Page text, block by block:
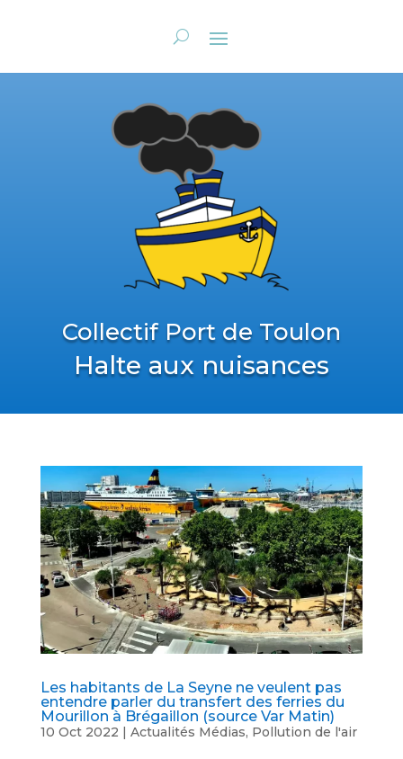
Collectif Port de Toulon
Halte aux nuisances
Les habitants de La Seyne ne veulent pas
entendre parler du transfert des ferries du
Mourillon à Brégaillon (source Var Matin)
10 Oct 2022 | Actualités Médias, Pollution de l'air